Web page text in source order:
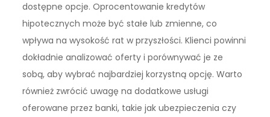
dostępne opcje. Oprocentowanie kredytów
hipotecznych może być stałe lub zmienne, co
wpływa na wysokość rat w przyszłości. Klienci powinni
dokładnie analizować oferty i porównywać je ze
sobą, aby wybrać najbardziej korzystną opcję. Warto
również zwrócić uwagę na dodatkowe usługi
oferowane przez banki, takie jak ubezpieczenia czy